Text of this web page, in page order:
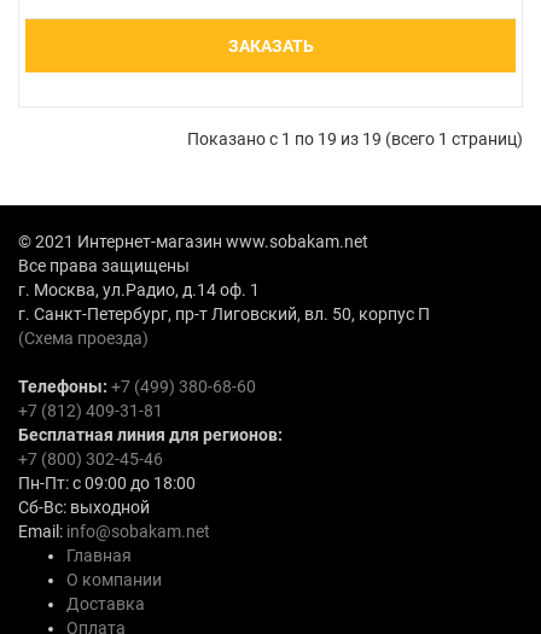
ЗАКАЗАТЬ
Показано с 1 по 19 из 19 (всего 1 страниц)
© 2021 Интернет-магазин www.sobakam.net
Все права защищены
г. Москва, ул.Радио, д.14 оф. 1
г. Санкт-Петербург, пр-т Лиговский, вл. 50, корпус П
(Схема проезда)
Телефоны: +7 (499) 380-68-60
+7 (812) 409-31-81
Бесплатная линия для регионов:
+7 (800) 302-45-46
Пн-Пт: с 09:00 до 18:00
Сб-Вс: выходной
Email: info@sobakam.net
Главная
О компании
Доставка
Оплата